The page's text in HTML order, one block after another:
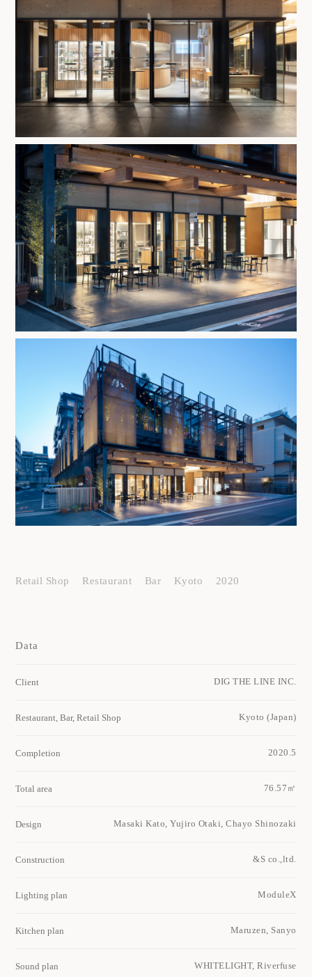
Retail Shop Restaurant Bar Kyoto 2020
Data
Client DIG THE LINE INC.
Restaurant, Bar, Retail Shop Kyoto (Japan)
Completion 2020.5
Total area 76.57㎡
Design Masaki Kato, Yujiro Otaki, Chayo Shinozaki
Construction &S co.,ltd.
Lighting plan ModuleX
Kitchen plan Maruzen, Sanyo
Sound plan WHITELIGHT, Riverfuse